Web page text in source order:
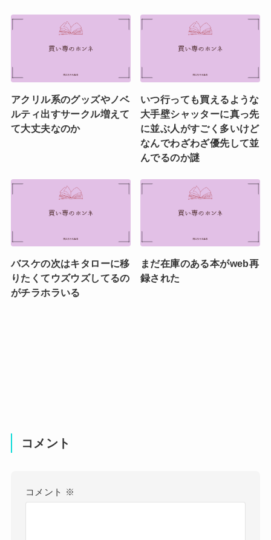
アクリル系のグッズやノベ
ルティ出すサークル増えて
て大丈夫なのか
いつ行っても買えるような
大手壁シャッターに真っ先
に並ぶ人がすごく多いけど
なんでわざわざ優先して並
んでるのか謎
バスケの次はキタローに移
りたくてウズウズしてるの
がチラホラいる
まだ在庫のある本がweb再
録された
コメント
コメント ※